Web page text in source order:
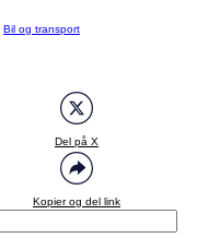
Bil og transport
Del på X
Kopier og del link